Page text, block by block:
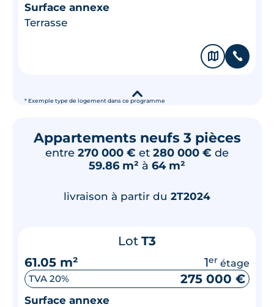
* Exemple type de logement dans ce programme
Surface annexe
Terrasse
🗞 📞
▾
Appartements neufs 3 pièces
entre 270 000 € et 280 000 € de
59.86 m² à 64 m²
livraison à partir du 2T2024
Lot T3
61.05 m²
1er étage
TVA 20% 275 000 €
Surface annexe